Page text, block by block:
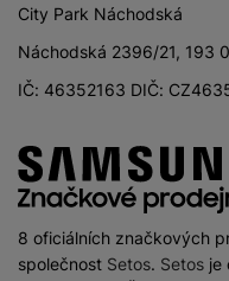
City Park Náchodská
Náchodská 2396/21, 193
IČ: 46352163 DIČ:
8 oficiálních značkových
společnost Setos. Setos je